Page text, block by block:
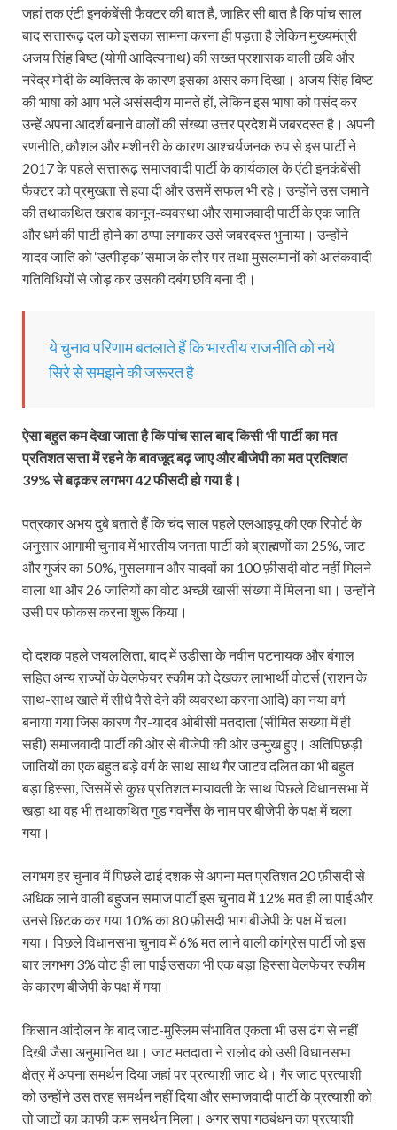
जहां तक एंटी इनकंबेंसी फैक्टर की बात है, जाहिर सी बात है कि पांच साल
बाद सत्तारूढ़ दल को इसका सामना करना ही पड़ता है लेकिन मुख्यमंत्री
अजय सिंह बिष्ट (योगी आदित्‍यनाथ) की सख्त प्रशासक वाली छवि और
नरेंद्र मोदी के व्यक्तित्व के कारण इसका असर कम दिखा। अजय सिंह बिष्ट
की भाषा को आप भले असंसदीय मानते हों, लेकिन इस भाषा को पसंद कर
उन्हें अपना आदर्श बनाने वालों की संख्या उत्तर प्रदेश में जबरदस्त है। अपनी
रणनीति, कौशल और मशीनरी के कारण आश्चर्यजनक रुप से इस पार्टी ने
2017 के पहले सत्तारूढ़ समाजवादी पार्टी के कार्यकाल के एंटी इनकंबेंसी
फैक्टर को प्रमुखता से हवा दी और उसमें सफल भी रहे। उन्होंने उस जमाने
की तथाकथित खराब कानून-व्यवस्था और समाजवादी पार्टी के एक जाति
और धर्म की पार्टी होने का ठप्पा लगाकर उसे जबरदस्त भुनाया। उन्होंने
यादव जाति को ‘उत्पीड़क’ समाज के तौर पर तथा मुसलमानों को आतंकवादी
गतिविधियों से जोड़ कर उसकी दबंग छवि बना दी।
ये चुनाव परिणाम बतलाते हैं कि भारतीय राजनीति को नये
सिरे से समझने की जरूरत है
ऐसा बहुत कम देखा जाता है कि पांच साल बाद किसी भी पार्टी का मत
प्रतिशत सत्ता में रहने के बावजूद बढ़ जाए और बीजेपी का मत प्रतिशत
39% से बढ़कर लगभग 42 फीसदी हो गया है।
पत्रकार अभय दुबे बताते हैं कि चंद साल पहले एलआइयू की एक रिपोर्ट के
अनुसार आगामी चुनाव में भारतीय जनता पार्टी को ब्राह्मणों का 25%, जाट
और गुर्जर का 50%, मुसलमान और यादवों का 100 फ़ीसदी वोट नहीं मिलने
वाला था और 26 जातियों का वोट अच्छी खासी संख्या में मिलना था। उन्होंने
उसी पर फोकस करना शुरू किया।
दो दशक पहले जयललिता, बाद में उड़ीसा के नवीन पटनायक और बंगाल
सहित अन्य राज्यों के वेलफेयर स्कीम को देखकर लाभार्थी वोटर्स (राशन के
साथ-साथ खाते में सीधे पैसे देने की व्यवस्था करना आदि) का नया वर्ग
बनाया गया जिस कारण गैर-यादव ओबीसी मतदाता (सीमित संख्या में ही
सही) समाजवादी पार्टी की ओर से बीजेपी की ओर उन्मुख हुए। अतिपिछड़ी
जातियों का एक बहुत बड़े वर्ग के साथ साथ गैर जाटव दलित का भी बहुत
बड़ा हिस्सा, जिसमें से कुछ प्रतिशत मायावती के साथ पिछले विधानसभा में
खड़ा था वह भी तथाकथित गुड गवर्नेंस के नाम पर बीजेपी के पक्ष में चला
गया।
लगभग हर चुनाव में पिछले ढाई दशक से अपना मत प्रतिशत 20 फ़ीसदी से
अधिक लाने वाली बहुजन समाज पार्टी इस चुनाव में 12% मत ही ला पाई और
उनसे छिटक कर गया 10% का 80 फ़ीसदी भाग बीजेपी के पक्ष में चला
गया। पिछले विधानसभा चुनाव में 6% मत लाने वाली कांग्रेस पार्टी जो इस
बार लगभग 3% वोट ही ला पाई उसका भी एक बड़ा हिस्सा वेलफेयर स्कीम
के कारण बीजेपी के पक्ष में गया।
किसान आंदोलन के बाद जाट-मुस्लिम संभावित एकता भी उस ढंग से नहीं
दिखी जैसा अनुमानित था। जाट मतदाता ने रालोद को उसी विधानसभा
क्षेत्र में अपना समर्थन दिया जहां पर प्रत्याशी जाट थे। गैर जाट प्रत्याशी
को उन्होंने उस तरह समर्थन नहीं दिया और समाजवादी पार्टी के प्रत्याशी को
तो जाटों का काफी कम समर्थन मिला। अगर सपा गठबंधन का प्रत्याशी